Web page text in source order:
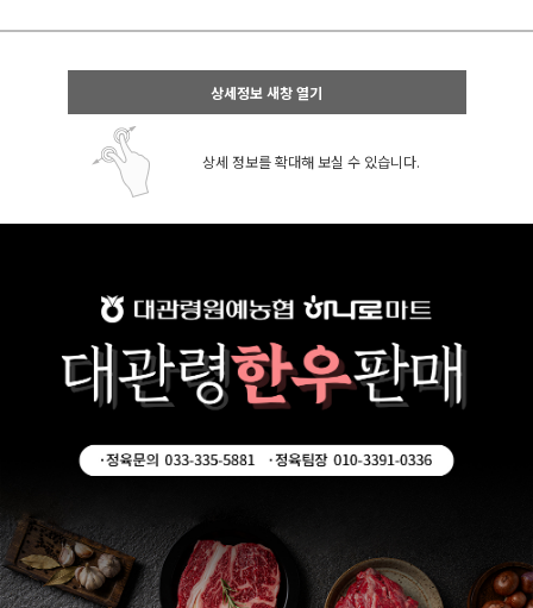
상세정보 새창 열기
상세 정보를 확대해 보실 수 있습니다.